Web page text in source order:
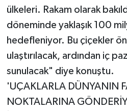
ülkeleri. Rakam olarak
döneminde yaklaşık 100
hedefleniyor. Bu çiçekler
ulaştırılacak, ardından iç
sunulacak" diye konuştu.
'UÇAKLARLA DÜNYANIN
NOKTALARINA